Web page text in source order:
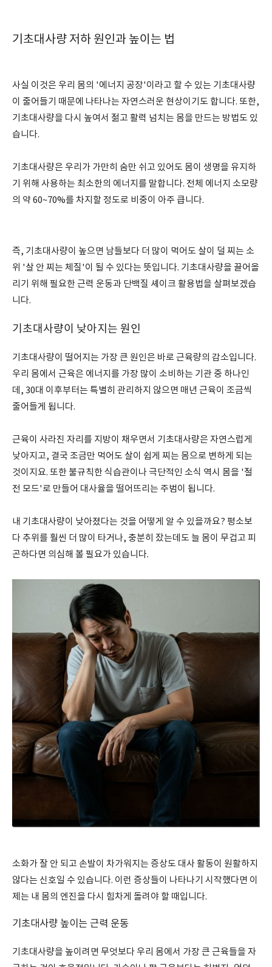
기초대사량 저하 원인과 높이는 법
사실 이것은 우리 몸의 '에너지 공장'이라고 할 수 있는 기초대사량
이 줄어들기 때문에 나타나는 자연스러운 현상이기도 합니다. 또한,
기초대사량을 다시 높여서 젊고 활력 넘치는 몸을 만드는 방법도 있
습니다.
기초대사량은 우리가 가만히 숨만 쉬고 있어도 몸이 생명을 유지하
기 위해 사용하는 최소한의 에너지를 말합니다. 전체 에너지 소모량
의 약 60~70%를 차지할 정도로 비중이 아주 큽니다.
즉, 기초대사량이 높으면 남들보다 더 많이 먹어도 살이 덜 찌는 소
위 '살 안 찌는 체질'이 될 수 있다는 뜻입니다. 기초대사량을 끌어올
리기 위해 필요한 근력 운동과 단백질 셰이크 활용법을 살펴보겠습
니다.
기초대사량이 낮아지는 원인
기초대사량이 떨어지는 가장 큰 원인은 바로 근육량의 감소입니다.
우리 몸에서 근육은 에너지를 가장 많이 소비하는 기관 중 하나인
데, 30대 이후부터는 특별히 관리하지 않으면 매년 근육이 조금씩
줄어들게 됩니다.
근육이 사라진 자리를 지방이 채우면서 기초대사량은 자연스럽게
낮아지고, 결국 조금만 먹어도 살이 쉽게 찌는 몸으로 변하게 되는
것이지요. 또한 불규칙한 식습관이나 극단적인 소식 역시 몸을 '절
전 모드'로 만들어 대사율을 떨어뜨리는 주범이 됩니다.
내 기초대사량이 낮아졌다는 것을 어떻게 알 수 있을까요? 평소보
다 추위를 훨씬 더 많이 타거나, 충분히 잤는데도 늘 몸이 무겁고 피
곤하다면 의심해 볼 필요가 있습니다.
소화가 잘 안 되고 손발이 차가워지는 증상도 대사 활동이 원활하지
않다는 신호일 수 있습니다. 이런 증상들이 나타나기 시작했다면 이
제는 내 몸의 엔진을 다시 힘차게 돌려야 할 때입니다.
기초대사량 높이는 근력 운동
기초대사량을 높이려면 무엇보다 우리 몸에서 가장 큰 근육들을 자